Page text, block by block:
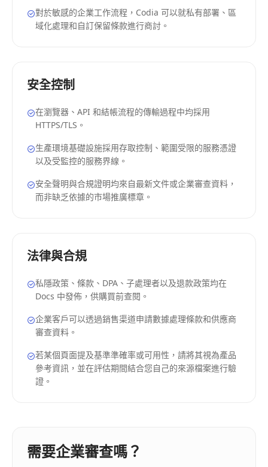
對於敏感的企業工作流程，Codia 可以就私有部署、區
域化處理和自訂保留條款進行商討。
安全控制
在瀏覽器、API 和結帳流程的傳輸過程中均採用
HTTPS/TLS。
生產環境基礎設施採用存取控制、範圍受限的服務憑證
以及受監控的服務界線。
安全聲明與合規證明均來自最新文件或企業審查資料，
而非缺乏依據的市場推廣標章。
法律與合規
私隱政策、條款、DPA、子處理者以及退款政策均在
Docs 中發佈，供購買前查閱。
企業客戶可以透過銷售渠道申請數據處理條款和供應商
審查資料。
若某個頁面提及基準準確率或可用性，請將其視為產品
參考資訊，並在評估期間結合您自己的來源檔案進行驗
證。
需要企業審查嗎？